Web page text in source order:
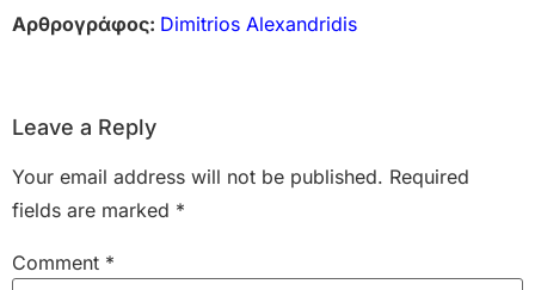
Αρθρογράφος: Dimitrios Alexandridis
Leave a Reply
Your email address will not be published. Required
fields are marked *
Comment *